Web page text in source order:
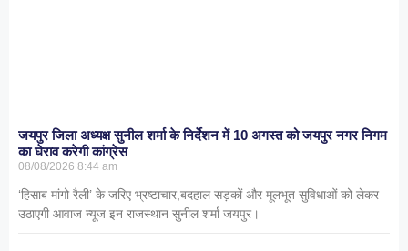
जयपुर जिला अध्यक्ष सुनील शर्मा के निर्देशन में 10 अगस्त को जयपुर नगर निगम
का घेराव करेगी कांग्रेस
08/08/2026 8:44 am
‘हिसाब मांगो रैली’ के जरिए भ्रष्टाचार,बदहाल सड़कों और मूलभूत सुविधाओं को लेकर
उठाएगी आवाज न्यूज इन राजस्थान सुनील शर्मा जयपुर।